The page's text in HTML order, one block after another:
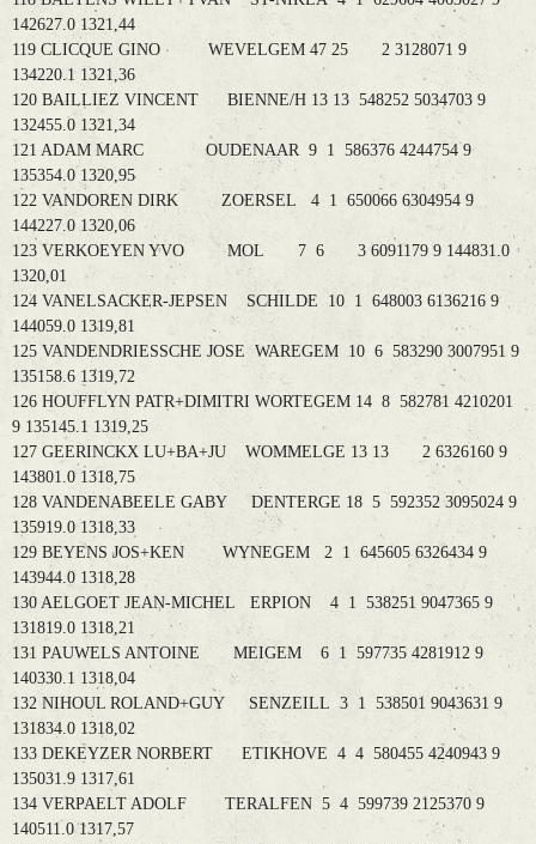
142627.0 1321,44
119 CLICQUE GINO WEVELGEM 47 25 2 3128071 9
134220.1 1321,36
120 BAILLIEZ VINCENT BIENNE/H 13 13 548252 5034703 9
132455.0 1321,34
121 ADAM MARC OUDENAAR 9 1 586376 4244754 9
135354.0 1320,95
122 VANDOREN DIRK ZOERSEL 4 1 650066 6304954 9
144227.0 1320,06
123 VERKOEYEN YVO MOL 7 6 3 6091179 9 144831.0
1320,01
124 VANELSACKER-JEPSEN SCHILDE 10 1 648003 6136216 9
144059.0 1319,81
125 VANDENDRIESSCHE JOSE WAREGEM 10 6 583290 3007951 9
135158.6 1319,72
126 HOUFFLYN PATR+DIMITRI WORTEGEM 14 8 582781 4210201
9 135145.1 1319,25
127 GEERINCKX LU+BA+JU WOMMELGE 13 13 2 6326160 9
143801.0 1318,75
128 VANDENABEELE GABY DENTERGE 18 5 592352 3095024 9
135919.0 1318,33
129 BEYENS JOS+KEN WYNEGEM 2 1 645605 6326434 9
143944.0 1318,28
130 AELGOET JEAN-MICHEL ERPION 4 1 538251 9047365 9
131819.0 1318,21
131 PAUWELS ANTOINE MEIGEM 6 1 597735 4281912 9
140330.1 1318,04
132 NIHOUL ROLAND+GUY SENZEILL 3 1 538501 9043631 9
131834.0 1318,02
133 DEKEYZER NORBERT ETIKHOVE 4 4 580455 4240943 9
135031.9 1317,61
134 VERPAELT ADOLF TERALFEN 5 4 599739 2125370 9
140511.0 1317,57